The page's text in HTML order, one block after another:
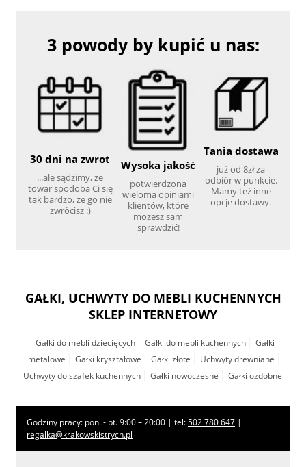
3 powody by kupić u nas:
30 dni na zwrot
...ale sądzimy, że
towar spodoba Ci się
tak bardzo, że go nie
zwrócisz :)
Wysoka jakość
potwierdzona
wieloma opiniami
klientów, które
możesz sam
sprawdzić!
Tania dostawa
już od 8zł za
odbiór w punkcie.
Mamy też inne
opcje dostawy.
GAŁKI, UCHWYTY DO MEBLI KUCHENNYCH
SKLEP INTERNETOWY
Gałki do mebli dziecięcych Gałki do mebli kuchennych
Gałki
metalowe
Gałki kryształowe Gałki złote
Uchwyty drewniane
Uchwyty do szafek kuchennych
Gałki nowoczesne Gałki ozdobne
Godziny pracy: pon. - pt. 9:00 – 20:00 | tel:502 780 647 |
regalka@krakowskistrych.pl